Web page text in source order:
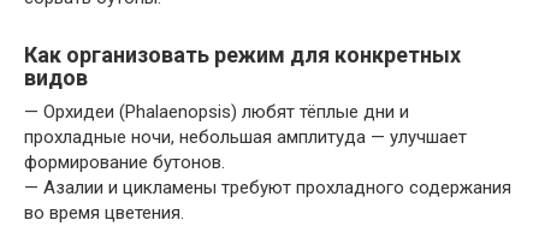
Как организовать режим для конкретных
видов
— Орхидеи (Phalaenopsis) любят тёплые дни и
прохладные ночи, небольшая амплитуда — улучшает
формирование бутонов.
— Азалии и цикламены требуют прохладного содержания
во время цветения.